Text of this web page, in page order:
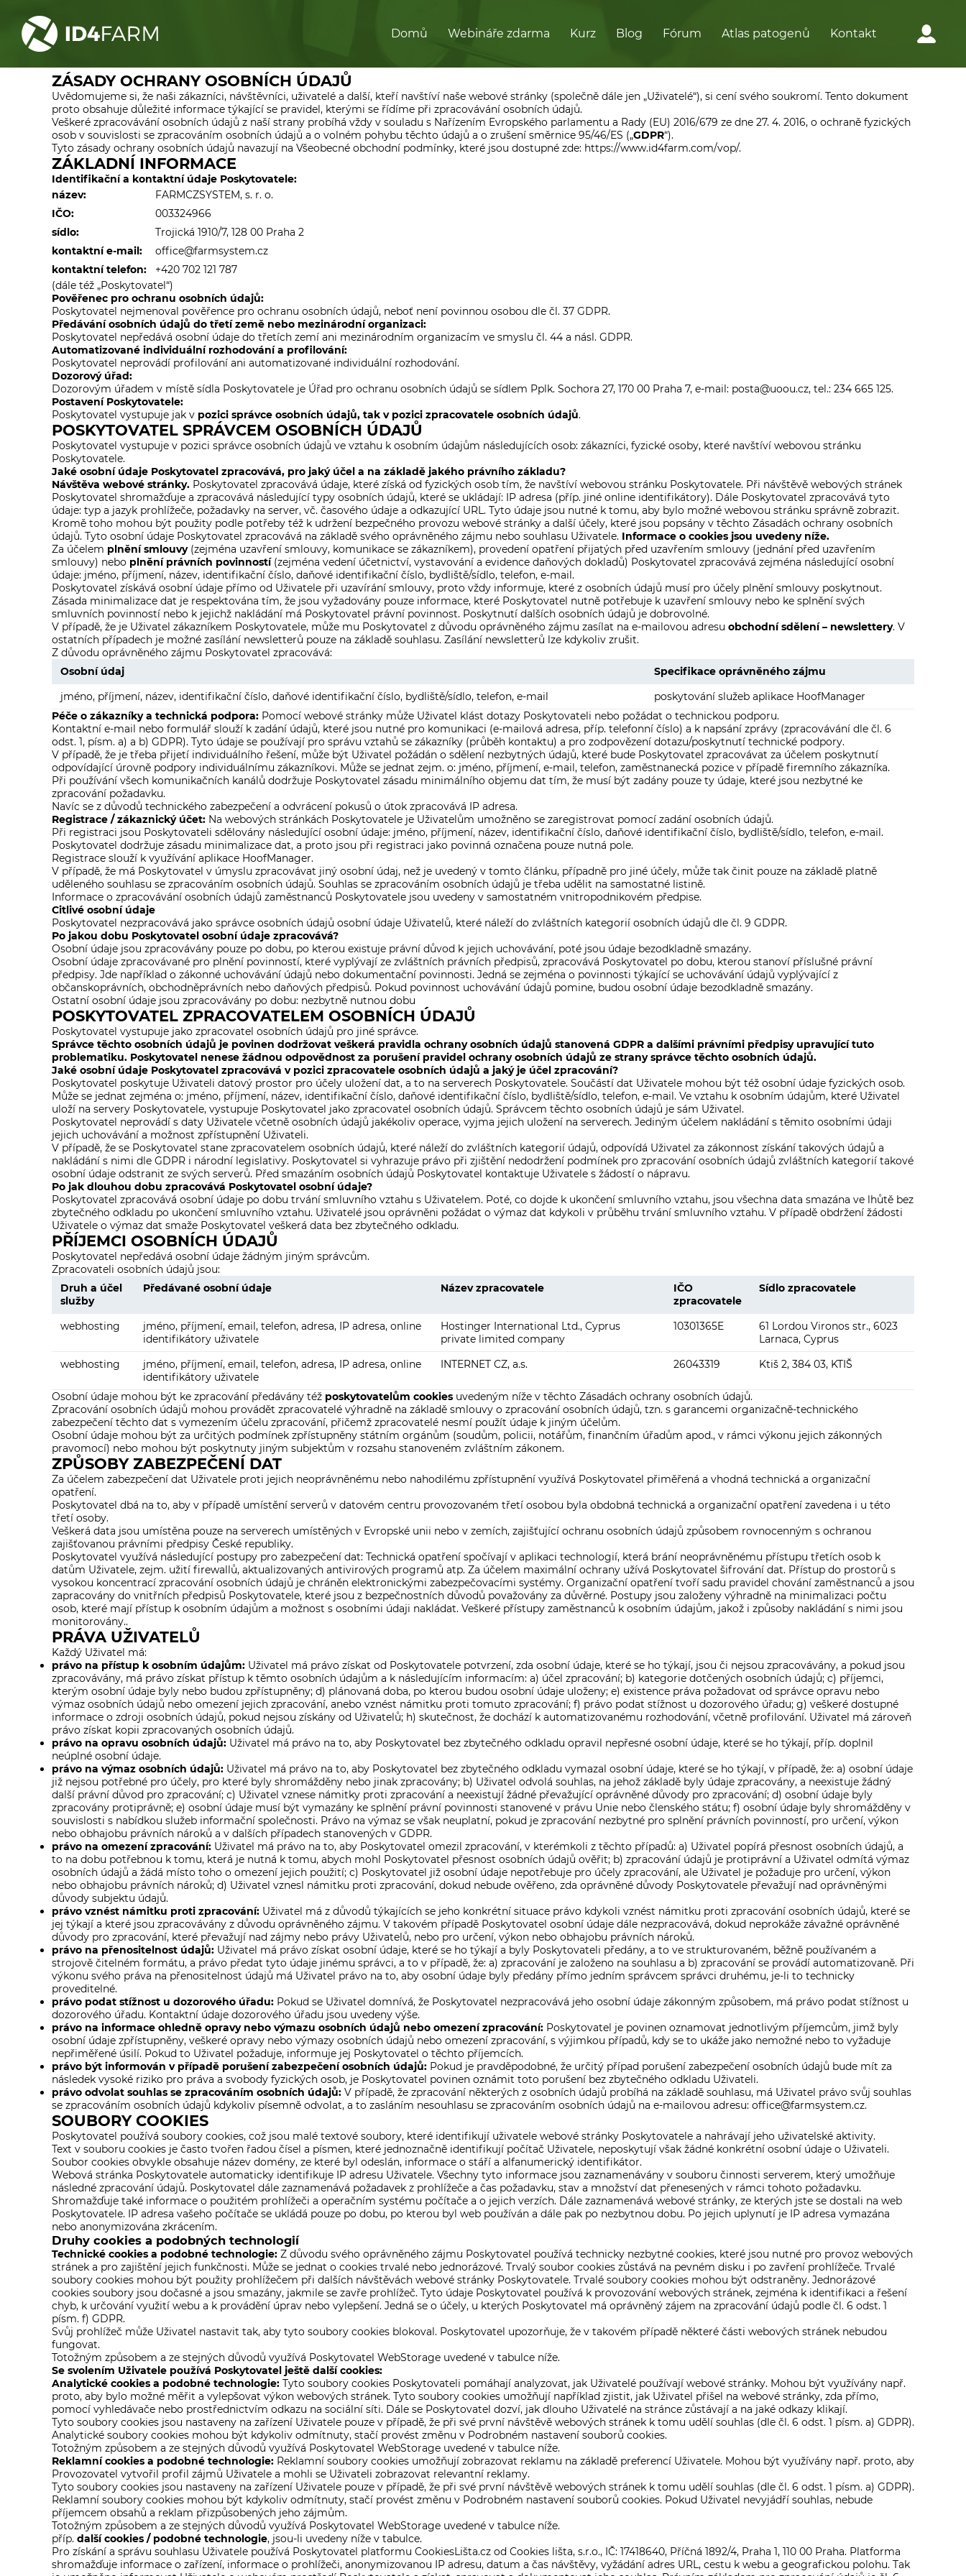
Domů Webináře zdarma Kurz Blog Fórum Atlas patogenů Kontakt
ZÁSADY OCHRANY OSOBNÍCH ÚDAJŮ
Uvědomujeme si, že naši zákazníci, návštěvníci, uživatelé a další, kteří navštíví naše webové stránky (společně dále jen „Uživatelé“), si cení svého soukromí. Tento dokument
proto obsahuje důležité informace týkající se pravidel, kterými se řídíme při zpracovávání osobních údajů.
Veškeré zpracovávání osobních údajů z naší strany probíhá vždy v souladu s Nařízením Evropského parlamentu a Rady (EU) 2016/679 ze dne 27. 4. 2016, o ochraně fyzických
osob v souvislosti se zpracováním osobních údajů a o volném pohybu těchto údajů a o zrušení směrnice 95/46/ES („GDPR“).
Tyto zásady ochrany osobních údajů navazují na Všeobecné obchodní podmínky, které jsou dostupné zde: https://www.id4farm.com/vop/.
ZÁKLADNÍ INFORMACE
Identifikační a kontaktní údaje Poskytovatele:
název:
FARMCZSYSTEM, s. r. o.
IČO:
003324966
sídlo:
Trojická 1910/7, 128 00 Praha 2
kontaktní e-mail:
office@farmsystem.cz
kontaktní telefon:
+420 702 121 787
(dále též „Poskytovatel“)
Pověřenec pro ochranu osobních údajů:
Poskytovatel nejmenoval pověřence pro ochranu osobních údajů, neboť není povinnou osobou dle čl. 37 GDPR.
Předávání osobních údajů do třetí země nebo mezinárodní organizaci:
Poskytovatel nepředává osobní údaje do třetích zemí ani mezinárodním organizacím ve smyslu čl. 44 a násl. GDPR.
Automatizované individuální rozhodování a profilování:
Poskytovatel neprovádí profilování ani automatizované individuální rozhodování.
Dozorový úřad:
Dozorovým úřadem v místě sídla Poskytovatele je Úřad pro ochranu osobních údajů se sídlem Pplk. Sochora 27, 170 00 Praha 7, e-mail: posta@uoou.cz, tel.: 234 665 125.
Postavení Poskytovatele:
Poskytovatel vystupuje jak v pozici správce osobních údajů, tak v pozici zpracovatele osobních údajů.
POSKYTOVATEL SPRÁVCEM OSOBNÍCH ÚDAJŮ
Poskytovatel vystupuje v pozici správce osobních údajů ve vztahu k osobním údajům následujících osob: zákazníci, fyzické osoby, které navštíví webovou stránku
Poskytovatele.
Jaké osobní údaje Poskytovatel zpracovává, pro jaký účel a na základě jakého právního základu?
Návštěva webové stránky. Poskytovatel zpracovává údaje, které získá od fyzických osob tím, že navštíví webovou stránku Poskytovatele. Při návštěvě webových stránek
Poskytovatel shromažďuje a zpracovává následující typy osobních údajů, které se ukládají: IP adresa (příp. jiné online identifikátory). Dále Poskytovatel zpracovává tyto
údaje: typ a jazyk prohlížeče, požadavky na server, vč. časového údaje a odkazující URL. Tyto údaje jsou nutné k tomu, aby bylo možné webovou stránku správně zobrazit.
Kromě toho mohou být použity podle potřeby též k udržení bezpečného provozu webové stránky a další účely, které jsou popsány v těchto Zásadách ochrany osobních
údajů. Tyto osobní údaje Poskytovatel zpracovává na základě svého oprávněného zájmu nebo souhlasu Uživatele. Informace o cookies jsou uvedeny níže.
Za účelem plnění smlouvy(zejména uzavření smlouvy, komunikace se zákazníkem), provedení opatření přijatých před uzavřením smlouvy (jednání před uzavřením
smlouvy) nebo plnění právních povinností(zejména vedení účetnictví, vystavování a evidence daňových dokladů) Poskytovatel zpracovává zejména následující osobní
údaje: jméno, příjmení, název, identifikační číslo, daňové identifikační číslo, bydliště/sídlo, telefon, e-mail.
Poskytovatel získává osobní údaje přímo od Uživatele při uzavírání smlouvy, proto vždy informuje, které z osobních údajů musí pro účely plnění smlouvy poskytnout.
Zásada minimalizace dat je respektována tím, že jsou vyžadovány pouze informace, které Poskytovatel nutně potřebuje k uzavření smlouvy nebo ke splnění svých
smluvních povinností nebo k jejichž nakládání má Poskytovatel právní povinnost. Poskytnutí dalších osobních údajů je dobrovolné.
V případě, že je Uživatel zákazníkem Poskytovatele, může mu Poskytovatel z důvodu oprávněného zájmu zasílat na e-mailovou adresu obchodní sdělení – newslettery. V
ostatních případech je možné zasílání newsletterů pouze na základě souhlasu. Zasílání newsletterů lze kdykoliv zrušit.
Z důvodu oprávněného zájmu Poskytovatel zpracovává:
Osobní údaj
Specifikace oprávněného zájmu
jméno, příjmení, název, identifikační číslo, daňové identifikační číslo, bydliště/sídlo, telefon, e-mail
poskytování služeb aplikace HoofManager
Péče o zákazníky a technická podpora: Pomocí webové stránky může Uživatel klást dotazy Poskytovateli nebo požádat o technickou podporu.
Kontaktní e-mail nebo formulář slouží k zadání údajů, které jsou nutné pro komunikaci (e-mailová adresa, příp. telefonní číslo) a k napsání zprávy (zpracovávání dle čl. 6
odst. 1, písm. a) a b) GDPR). Tyto údaje se používají pro správu vztahů se zákazníky (průběh kontaktu) a pro zodpovězení dotazu/poskytnutí technické podpory.
V případě, že je třeba přijetí individuálního řešení, může být Uživatel požádán o sdělení nezbytných údajů, které bude Poskytovatel zpracovávat za účelem poskytnutí
odpovídající úrovně podpory individuálnímu zákazníkovi. Může se jednat zejm. o: jméno, příjmení, e-mail, telefon, zaměstnanecká pozice v případě firemního zákazníka.
Při používání všech komunikačních kanálů dodržuje Poskytovatel zásadu minimálního objemu dat tím, že musí být zadány pouze ty údaje, které jsou nezbytné ke
zpracování požadavku.
Navíc se z důvodů technického zabezpečení a odvrácení pokusů o útok zpracovává IP adresa.
Registrace / zákaznický účet: Na webových stránkách Poskytovatele je Uživatelům umožněno se zaregistrovat pomocí zadání osobních údajů.
Při registraci jsou Poskytovateli sdělovány následující osobní údaje: jméno, příjmení, název, identifikační číslo, daňové identifikační číslo, bydliště/sídlo, telefon, e-mail.
Poskytovatel dodržuje zásadu minimalizace dat, a proto jsou při registraci jako povinná označena pouze nutná pole.
Registrace slouží k využívání aplikace HoofManager.
V případě, že má Poskytovatel v úmyslu zpracovávat jiný osobní údaj, než je uvedený v tomto článku, případně pro jiné účely, může tak činit pouze na základě platně
uděleného souhlasu se zpracováním osobních údajů. Souhlas se zpracováním osobních údajů je třeba udělit na samostatné listině.
Informace o zpracovávání osobních údajů zaměstnanců Poskytovatele jsou uvedeny v samostatném vnitropodnikovém předpise.
Citlivé osobní údaje
Poskytovatel nezpracovává jako správce osobních údajů osobní údaje Uživatelů, které náleží do zvláštních kategorií osobních údajů dle čl. 9 GDPR.
Po jakou dobu Poskytovatel osobní údaje zpracovává?
Osobní údaje jsou zpracovávány pouze po dobu, po kterou existuje právní důvod k jejich uchovávání, poté jsou údaje bezodkladně smazány.
Osobní údaje zpracovávané pro plnění povinností, které vyplývají ze zvláštních právních předpisů, zpracovává Poskytovatel po dobu, kterou stanoví příslušné právní
předpisy. Jde například o zákonné uchovávání údajů nebo dokumentační povinnosti. Jedná se zejména o povinnosti týkající se uchovávání údajů vyplývající z
občanskoprávních, obchodněprávních nebo daňových předpisů. Pokud povinnost uchovávání údajů pomine, budou osobní údaje bezodkladně smazány.
Ostatní osobní údaje jsou zpracovávány po dobu: nezbytně nutnou dobu
POSKYTOVATEL ZPRACOVATELEM OSOBNÍCH ÚDAJŮ
Poskytovatel vystupuje jako zpracovatel osobních údajů pro jiné správce.
Správce těchto osobních údajů je povinen dodržovat veškerá pravidla ochrany osobních údajů stanovená GDPR a dalšími právními předpisy upravující tuto
problematiku. Poskytovatel nenese žádnou odpovědnost za porušení pravidel ochrany osobních údajů ze strany správce těchto osobních údajů.
Jaké osobní údaje Poskytovatel zpracovává v pozici zpracovatele osobních údajů a jaký je účel zpracování?
Poskytovatel poskytuje Uživateli datový prostor pro účely uložení dat, a to na serverech Poskytovatele. Součástí dat Uživatele mohou být též osobní údaje fyzických osob.
Může se jednat zejména o: jméno, příjmení, název, identifikační číslo, daňové identifikační číslo, bydliště/sídlo, telefon, e-mail. Ve vztahu k osobním údajům, které Uživatel
uloží na servery Poskytovatele, vystupuje Poskytovatel jako zpracovatel osobních údajů. Správcem těchto osobních údajů je sám Uživatel.
Poskytovatel neprovádí s daty Uživatele včetně osobních údajů jakékoliv operace, vyjma jejich uložení na serverech. Jediným účelem nakládání s těmito osobními údaji
jejich uchovávání a možnost zpřístupnění Uživateli.
V případě, že se Poskytovatel stane zpracovatelem osobních údajů, které náleží do zvláštních kategorií údajů, odpovídá Uživatel za zákonnost získání takových údajů a
nakládání s nimi dle GDPR i národní legislativy. Poskytovatel si vyhrazuje právo při zjištění nedodržení podmínek pro zpracování osobních údajů zvláštních kategorií takové
osobní údaje odstranit ze svých serverů. Před smazáním osobních údajů Poskytovatel kontaktuje Uživatele s žádostí o nápravu.
Po jak dlouhou dobu zpracovává Poskytovatel osobní údaje?
Poskytovatel zpracovává osobní údaje po dobu trvání smluvního vztahu s Uživatelem. Poté, co dojde k ukončení smluvního vztahu, jsou všechna data smazána ve lhůtě bez
zbytečného odkladu po ukončení smluvního vztahu. Uživatelé jsou oprávněni požádat o výmaz dat kdykoli v průběhu trvání smluvního vztahu. V případě obdržení žádosti
Uživatele o výmaz dat smaže Poskytovatel veškerá data bez zbytečného odkladu.
PŘÍJEMCI OSOBNÍCH ÚDAJŮ
Poskytovatel nepředává osobní údaje žádným jiným správcům.
Zpracovateli osobních údajů jsou:
Druh a účel
služby
Předávané osobní údaje Název zpracovatele
IČO
zpracovatele
Sídlo zpracovatele
webhosting
jméno, příjmení, email, telefon, adresa, IP adresa, online
identifikátory uživatele
Hostinger International Ltd., Cyprus
private limited company
10301365E
61 Lordou Vironos str., 6023
Larnaca, Cyprus
webhosting
jméno, příjmení, email, telefon, adresa, IP adresa, online
identifikátory uživatele
INTERNET CZ, a.s. 26043319 Ktiš 2, 384 03, KTIŠ
Osobní údaje mohou být ke zpracování předávány též poskytovatelům cookies uvedeným níže v těchto Zásadách ochrany osobních údajů.
Zpracování osobních údajů mohou provádět zpracovatelé výhradně na základě smlouvy o zpracování osobních údajů, tzn. s garancemi organizačně-technického
zabezpečení těchto dat s vymezením účelu zpracování, přičemž zpracovatelé nesmí použít údaje k jiným účelům.
Osobní údaje mohou být za určitých podmínek zpřístupněny státním orgánům (soudům, policii, notářům, finančním úřadům apod., v rámci výkonu jejich zákonných
pravomocí) nebo mohou být poskytnuty jiným subjektům v rozsahu stanoveném zvláštním zákonem.
ZPŮSOBY ZABEZPEČENÍ DAT
Za účelem zabezpečení dat Uživatele proti jejich neoprávněnému nebo nahodilému zpřístupnění využívá Poskytovatel přiměřená a vhodná technická a organizační
opatření.
Poskytovatel dbá na to, aby v případě umístění serverů v datovém centru provozovaném třetí osobou byla obdobná technická a organizační opatření zavedena i u této
třetí osoby.
Veškerá data jsou umístěna pouze na serverech umístěných v Evropské unii nebo v zemích, zajišťující ochranu osobních údajů způsobem rovnocenným s ochranou
zajišťovanou právními předpisy České republiky.
Poskytovatel využívá následující postupy pro zabezpečení dat: Technická opatření spočívají v aplikaci technologií, která brání neoprávněnému přístupu třetích osob k
datům Uživatele, zejm. užití firewallů, aktualizovaných antivirových programů atp. Za účelem maximální ochrany užívá Poskytovatel šifrování dat. Přístup do prostorů s
vysokou koncentrací zpracování osobních údajů je chráněn elektronickými zabezpečovacími systémy. Organizační opatření tvoří sadu pravidel chování zaměstnanců a jsou
zapracovány do vnitřních předpisů Poskytovatele, které jsou z bezpečnostních důvodů považovány za důvěrné. Postupy jsou založeny výhradně na minimalizaci počtu
osob, které mají přístup k osobním údajům a možnost s osobními údaji nakládat. Veškeré přístupy zaměstnanců k osobním údajům, jakož i způsoby nakládání s nimi jsou
monitorovány..
PRÁVA UŽIVATELŮ
Každý Uživatel má:
právo na přístup k osobním údajům: Uživatel má právo získat od Poskytovatele potvrzení, zda osobní údaje, které se ho týkají, jsou či nejsou zpracovávány, a pokud jsou
zpracovávány, má právo získat přístup k těmto osobních údajům a k následujícím informacím: a) účel zpracování; b) kategorie dotčených osobních údajů; c) příjemci,
kterým osobní údaje byly nebo budou zpřístupněny; d) plánovaná doba, po kterou budou osobní údaje uloženy; e) existence práva požadovat od správce opravu nebo
výmaz osobních údajů nebo omezení jejich zpracování, anebo vznést námitku proti tomuto zpracování; f) právo podat stížnost u dozorového úřadu; g) veškeré dostupné
informace o zdroji osobních údajů, pokud nejsou získány od Uživatelů; h) skutečnost, že dochází k automatizovanému rozhodování, včetně profilování. Uživatel má zároveň
právo získat kopii zpracovaných osobních údajů.
právo na opravu osobních údajů: Uživatel má právo na to, aby Poskytovatel bez zbytečného odkladu opravil nepřesné osobní údaje, které se ho týkají, příp. doplnil
neúplné osobní údaje.
právo na výmaz osobních údajů: Uživatel má právo na to, aby Poskytovatel bez zbytečného odkladu vymazal osobní údaje, které se ho týkají, v případě, že: a) osobní údaje
již nejsou potřebné pro účely, pro které byly shromážděny nebo jinak zpracovány; b) Uživatel odvolá souhlas, na jehož základě byly údaje zpracovány, a neexistuje žádný
další právní důvod pro zpracování; c) Uživatel vznese námitky proti zpracování a neexistují žádné převažující oprávněné důvody pro zpracování; d) osobní údaje byly
zpracovány protiprávně; e) osobní údaje musí být vymazány ke splnění právní povinnosti stanovené v právu Unie nebo členského státu; f) osobní údaje byly shromážděny v
souvislosti s nabídkou služeb informační společnosti. Právo na výmaz se však neuplatní, pokud je zpracování nezbytné pro splnění právních povinností, pro určení, výkon
nebo obhajobu právních nároků a v dalších případech stanovených v GDPR.
právo na omezení zpracování: Uživatel má právo na to, aby Poskytovatel omezil zpracování, v kterémkoli z těchto případů: a) Uživatel popírá přesnost osobních údajů, a
to na dobu potřebnou k tomu, která je nutná k tomu, abych mohl Poskytovatel přesnost osobních údajů ověřit; b) zpracování údajů je protiprávní a Uživatel odmítá výmaz
osobních údajů a žádá místo toho o omezení jejich použití; c) Poskytovatel již osobní údaje nepotřebuje pro účely zpracování, ale Uživatel je požaduje pro určení, výkon
nebo obhajobu právních nároků; d) Uživatel vznesl námitku proti zpracování, dokud nebude ověřeno, zda oprávněné důvody Poskytovatele převažují nad oprávněnými
důvody subjektu údajů.
právo vznést námitku proti zpracování: Uživatel má z důvodů týkajících se jeho konkrétní situace právo kdykoli vznést námitku proti zpracování osobních údajů, které se
jej týkají a které jsou zpracovávány z důvodu oprávněného zájmu. V takovém případě Poskytovatel osobní údaje dále nezpracovává, dokud neprokáže závažné oprávněné
důvody pro zpracování, které převažují nad zájmy nebo právy Uživatelů, nebo pro určení, výkon nebo obhajobu právních nároků.
právo na přenositelnost údajů: Uživatel má právo získat osobní údaje, které se ho týkají a byly Poskytovateli předány, a to ve strukturovaném, běžně používaném a
strojově čitelném formátu, a právo předat tyto údaje jinému správci, a to v případě, že: a) zpracování je založeno na souhlasu a b) zpracování se provádí automatizovaně. Při
výkonu svého práva na přenositelnost údajů má Uživatel právo na to, aby osobní údaje byly předány přímo jedním správcem správci druhému, je-li to technicky
proveditelné.
právo podat stížnost u dozorového úřadu: Pokud se Uživatel domnívá, že Poskytovatel nezpracovává jeho osobní údaje zákonným způsobem, má právo podat stížnost u
dozorového úřadu. Kontaktní údaje dozorového úřadu jsou uvedeny výše.
právo na informace ohledně opravy nebo výmazu osobních údajů nebo omezení zpracování: Poskytovatel je povinen oznamovat jednotlivým příjemcům, jimž byly
osobní údaje zpřístupněny, veškeré opravy nebo výmazy osobních údajů nebo omezení zpracování, s výjimkou případů, kdy se to ukáže jako nemožné nebo to vyžaduje
nepřiměřené úsilí. Pokud to Uživatel požaduje, informuje jej Poskytovatel o těchto příjemcích.
právo být informován v případě porušení zabezpečení osobních údajů: Pokud je pravděpodobné, že určitý případ porušení zabezpečení osobních údajů bude mít za
následek vysoké riziko pro práva a svobody fyzických osob, je Poskytovatel povinen oznámit toto porušení bez zbytečného odkladu Uživateli.
právo odvolat souhlas se zpracováním osobních údajů: V případě, že zpracování některých z osobních údajů probíhá na základě souhlasu, má Uživatel právo svůj souhlas
se zpracováním osobních údajů kdykoliv písemně odvolat, a to zasláním nesouhlasu se zpracováním osobních údajů na e-mailovou adresu: office@farmsystem.cz.
SOUBORY COOKIES
Poskytovatel používá soubory cookies, což jsou malé textové soubory, které identifikují uživatele webové stránky Poskytovatele a nahrávají jeho uživatelské aktivity.
Text v souboru cookies je často tvořen řadou čísel a písmen, které jednoznačně identifikují počítač Uživatele, neposkytují však žádné konkrétní osobní údaje o Uživateli.
Soubor cookies obvykle obsahuje název domény, ze které byl odeslán, informace o stáří a alfanumerický identifikátor.
Webová stránka Poskytovatele automaticky identifikuje IP adresu Uživatele. Všechny tyto informace jsou zaznamenávány v souboru činnosti serverem, který umožňuje
následné zpracování údajů. Poskytovatel dále zaznamenává požadavek z prohlížeče a čas požadavku, stav a množství dat přenesených v rámci tohoto požadavku.
Shromažďuje také informace o použitém prohlížeči a operačním systému počítače a o jejich verzích. Dále zaznamenává webové stránky, ze kterých jste se dostali na web
Poskytovatele. IP adresa vašeho počítače se ukládá pouze po dobu, po kterou byl web používán a dále pak po nezbytnou dobu. Po jejich uplynutí je IP adresa vymazána
nebo anonymizována zkrácením.
Druhy cookies a podobných technologií
Technické cookies a podobné technologie: Z důvodu svého oprávněného zájmu Poskytovatel používá technicky nezbytné cookies, které jsou nutné pro provoz webových
stránek a pro zajištění jejich funkčnosti. Může se jednat o cookies trvalé nebo jednorázové. Trvalý soubor cookies zůstává na pevném disku i po zavření prohlížeče. Trvalé
soubory cookies mohou být použity prohlížečem při dalších návštěvách webové stránky Poskytovatele. Trvalé soubory cookies mohou být odstraněny. Jednorázové
cookies soubory jsou dočasné a jsou smazány, jakmile se zavře prohlížeč. Tyto údaje Poskytovatel používá k provozování webových stránek, zejména k identifikaci a řešení
chyb, k určování využití webu a k provádění úprav nebo vylepšení. Jedná se o účely, u kterých Poskytovatel má oprávněný zájem na zpracování údajů podle čl. 6 odst. 1
písm. f) GDPR.
Svůj prohlížeč může Uživatel nastavit tak, aby tyto soubory cookies blokoval. Poskytovatel upozorňuje, že v takovém případě některé části webových stránek nebudou
fungovat.
Totožným způsobem a ze stejných důvodů využívá Poskytovatel WebStorage uvedené v tabulce níže.
Se svolením Uživatele používá Poskytovatel ještě další cookies:
Analytické cookies a podobné technologie: Tyto soubory cookies Poskytovateli pomáhají analyzovat, jak Uživatelé používají webové stránky. Mohou být využívány např.
proto, aby bylo možné měřit a vylepšovat výkon webových stránek. Tyto soubory cookies umožňují například zjistit, jak Uživatel přišel na webové stránky, zda přímo,
pomocí vyhledávače nebo prostřednictvím odkazu na sociální síti. Dále se Poskytovatel dozví, jak dlouho Uživatelé na stránce zůstávají a na jaké odkazy klikají.
Tyto soubory cookies jsou nastaveny na zařízení Uživatele pouze v případě, že při své první návštěvě webových stránek k tomu udělí souhlas (dle čl. 6 odst. 1 písm. a) GDPR).
Analytické soubory cookies mohou být kdykoliv odmítnuty, stačí provést změnu v Podrobném nastavení souborů cookies.
Totožným způsobem a ze stejných důvodů využívá Poskytovatel WebStorage uvedené v tabulce níže.
Reklamní cookies a podobné technologie: Reklamní soubory cookies umožňují zobrazovat reklamu na základě preferencí Uživatele. Mohou být využívány např. proto, aby
Provozovatel vytvořil profil zájmů Uživatele a mohli se Uživateli zobrazovat relevantní reklamy.
Tyto soubory cookies jsou nastaveny na zařízení Uživatele pouze v případě, že při své první návštěvě webových stránek k tomu udělí souhlas (dle čl. 6 odst. 1 písm. a) GDPR).
Reklamní soubory cookies mohou být kdykoliv odmítnuty, stačí provést změnu v Podrobném nastavení souborů cookies. Pokud Uživatel nevyjádří souhlas, nebude
příjemcem obsahů a reklam přizpůsobených jeho zájmům.
Totožným způsobem a ze stejných důvodů využívá Poskytovatel WebStorage uvedené v tabulce níže.
příp. další cookies / podobné technologie, jsou-li uvedeny níže v tabulce.
Pro získání a správu souhlasu Uživatele používá Poskytovatel platformu CookiesLišta.cz od Cookies lišta, s.r.o., IČ: 17418640, Příčná 1892/4, Praha 1, 110 00 Praha. Platforma
shromažďuje informace o zařízení, informace o prohlížeči, anonymizovanou IP adresu, datum a čas návštěvy, vyžádání adres URL, cestu k webu a geografickou polohu. Tak